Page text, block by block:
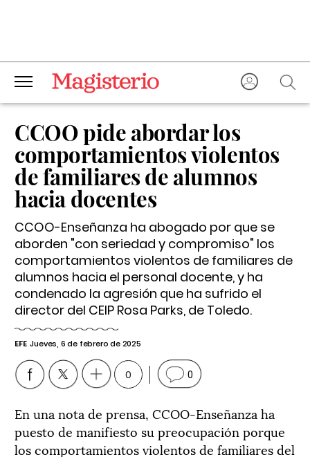
CCOO pide abordar los
comportamientos violentos
de familiares de alumnos
hacia docentes
CCOO-Enseñanza ha abogado por que se
aborden "con seriedad y compromiso" los
comportamientos violentos de familiares de
alumnos hacia el personal docente, y ha
condenado la agresión que ha sufrido el
director del CEIP Rosa Parks, de Toledo.
EFE Jueves, 6 de febrero de 2025
0 0
En una nota de prensa, CCOO-Enseñanza ha
puesto de manifiesto su preocupación porque
los comportamientos violentos de familiares del